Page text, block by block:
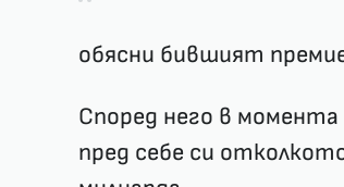
обясни бившият
Според него в
пред себе си